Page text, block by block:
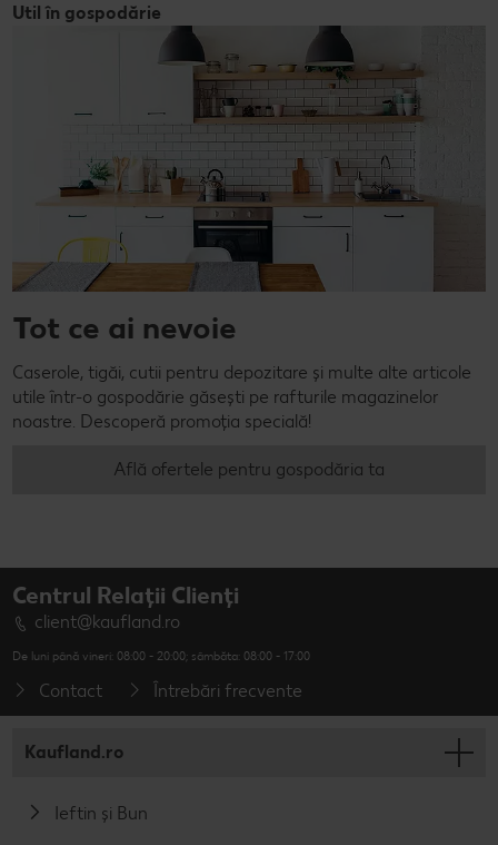
Util în gospodărie
Tot ce ai nevoie
Caserole, tigăi, cutii pentru depozitare și multe alte articole
utile într-o gospodărie găsești pe rafturile magazinelor
noastre. Descoperă promoția specială!
Află ofertele pentru gospodăria ta
Centrul Relații Clienți
client@kaufland.ro
De luni până vineri: 08:00 - 20:00; sâmbăta: 08:00 - 17:00
Contact Întrebări frecvente
Kaufland.ro
Ieftin și Bun